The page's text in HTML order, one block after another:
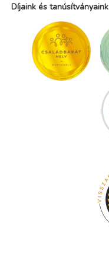
Díjaink és tanúsítványaink